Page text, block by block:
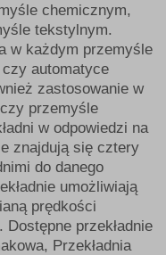
chemicznym,
tekstylnym.
w każdym przemyśle
automatyce
zastosowanie w
przemyśle
w odpowiedzi na
znajdują się cztery
do danego
umożliwiają
prędkości
przekładnie
Przekładnia